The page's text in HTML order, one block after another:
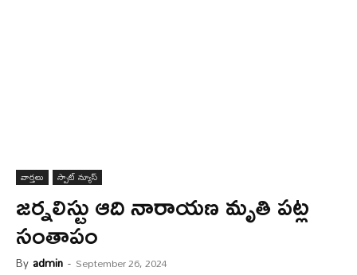
వార్త‌లు స్పాట్ న్యూస్
జ‌ర్న‌లిస్టు ఆది నారాయ‌ణ మృతి ప‌ట్ల
సంతాపం
By admin - September 26, 2024